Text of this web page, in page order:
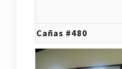
Cañas #480